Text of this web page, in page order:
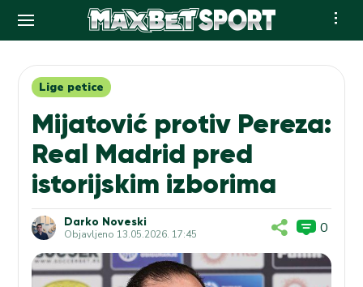
contentLige petice
Mijatović protiv Pereza:
Real Madrid pred
istorijskim izborima
Darko Noveski
Objavljeno 13.05.2026. 17:45 0